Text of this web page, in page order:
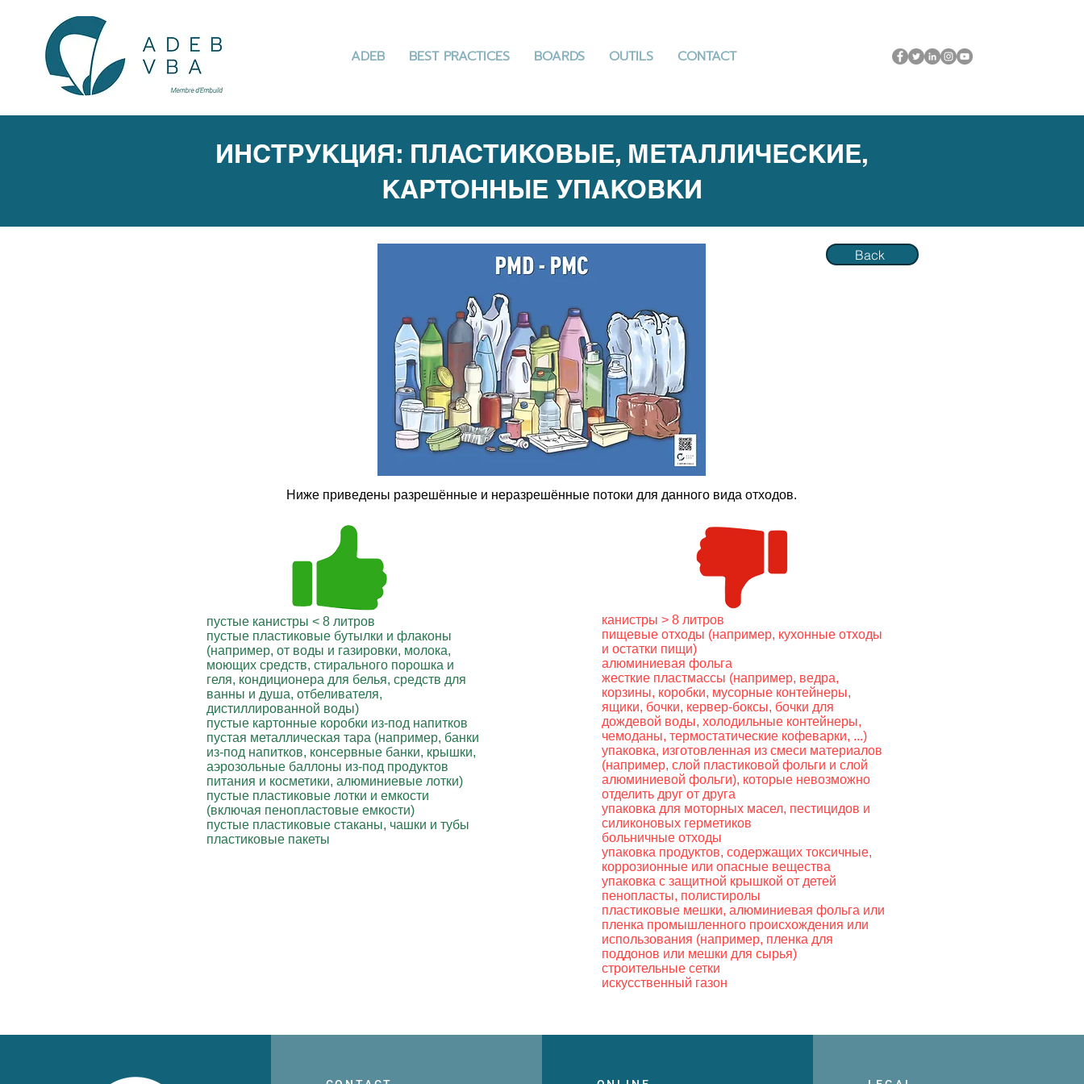
ADEB BEST PRACTICES BOARDS OUTILS CONTACT
ИНСТРУКЦИЯ: ПЛАСТИКОВЫЕ, МЕТАЛЛИЧЕСКИЕ,
КАРТОННЫЕ УПАКОВКИ
Back
Ниже приведены разрешённые и неразрешённые потоки для данного вида отходов.
пустые канистры < 8 литров
пустые пластиковые бутылки и флаконы
(например, от воды и газировки, молока,
моющих средств, стирального порошка и
геля, кондиционера для белья, средств для
ванны и душа, отбеливателя,
дистиллированной воды)
пустые картонные коробки из-под напитков
пустая металлическая тара (например, банки
из-под напитков, консервные банки, крышки,
аэрозольные баллоны из-под продуктов
питания и косметики, алюминиевые лотки)
пустые пластиковые лотки и емкости
(включая пенопластовые емкости)
пустые пластиковые стаканы, чашки и тубы
пластиковые пакеты
канистры > 8 литров
пищевые отходы (например, кухонные отходы
и остатки пищи)
алюминиевая фольга
жесткие пластмассы (например, ведра,
корзины, коробки, мусорные контейнеры,
ящики, бочки, кервер-боксы, бочки для
дождевой воды, холодильные контейнеры,
чемоданы, термостатические кофеварки, ...)
упаковка, изготовленная из смеси материалов
(например, слой пластиковой фольги и слой
алюминиевой фольги), которые невозможно
отделить друг от друга
упаковка для моторных масел, пестицидов и
силиконовых герметиков
больничные отходы
упаковка продуктов, содержащих токсичные,
коррозионные или опасные вещества
упаковка с защитной крышкой от детей
пенопласты, полистиролы
пластиковые мешки, алюминиевая фольга или
пленка промышленного происхождения или
использования (например, пленка для
поддонов или мешки для сырья)
строительные сетки
искусственный газон